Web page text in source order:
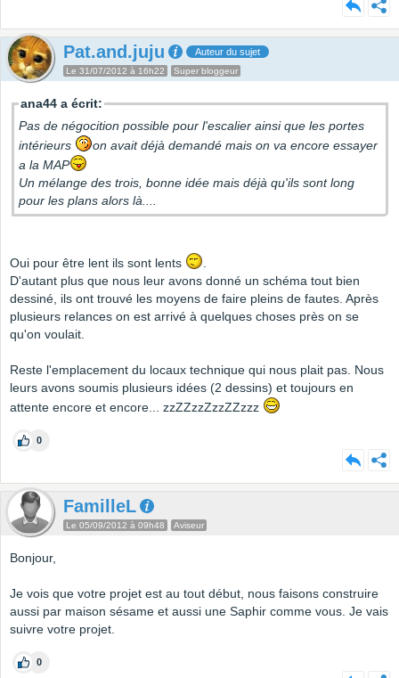
Pat.and.juju Auteur du sujet
Le 31/07/2012 à 16h22 Super bloggeur
ana44 a écrit:
Pas de négocition possible pour l'escalier ainsi que les portes
intérieurs
on avait déjà demandé mais on va encore essayer
a la MAP
Un mélange des trois, bonne idée mais déjà qu'ils sont long
pour les plans alors là....
Oui pour être lent ils sont lents
.
D'autant plus que nous leur avons donné un schéma tout bien
dessiné, ils ont trouvé les moyens de faire pleins de fautes. Après
plusieurs relances on est arrivé à quelques choses près on se
qu'on voulait.
Reste l'emplacement du locaux technique qui nous plait pas. Nous
leurs avons soumis plusieurs idées (2 dessins) et toujours en
attente encore et encore... zzZZzzZzzZZzzz
0
FamilleL
Le 05/09/2012 à 09h48 Aviseur
Bonjour,
Je vois que votre projet est au tout début, nous faisons construire
aussi par maison sésame et aussi une Saphir comme vous. Je vais
suivre votre projet.
0